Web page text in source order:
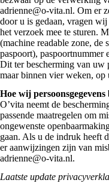
adrienne@o-vita.nl. Om er
door u is gedaan, vragen
het verzoek mee te sturen.
(machine readable zone, de
paspoort),
Dit ter bescherming van uw
maar binnen vier weken, op
Hoe wij persoonsgegevens
O’vita neemt de
passende maatregelen om
ongewenste
gaan. Als u de indruk heeft
er aanwijzingen zijn van
adrienne@o-vita.nl.
Laatste update